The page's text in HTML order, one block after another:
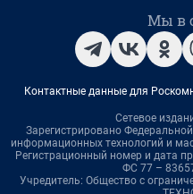
Мы в
Контактные данные для
Сетевое
Зарегистрировано
информационных технологий и
Регистрационный номер и дата
ФС 77 –
Учредитель: Общество с